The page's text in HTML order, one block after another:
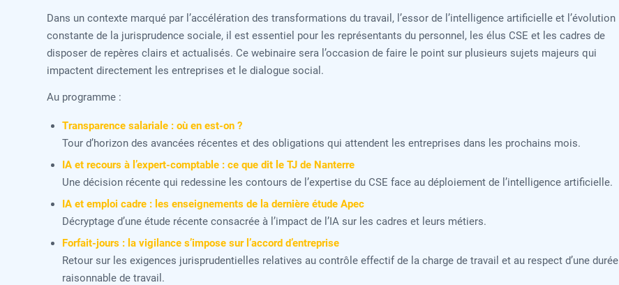
Dans un contexte marqué par l’accélération des transformations du travail, l’essor de l’intelligence artificielle et l’évolution
constante de la jurisprudence sociale, il est essentiel pour les représentants du personnel, les élus CSE et les cadres de
disposer de repères clairs et actualisés. Ce webinaire sera l’occasion de faire le point sur plusieurs sujets majeurs qui
impactent directement les entreprises et le dialogue social.
Au programme :
Transparence salariale : où en est-on ?
Tour d’horizon des avancées récentes et des obligations qui attendent les entreprises dans les prochains mois.
IA et recours à l’expert-comptable : ce que dit le TJ de Nanterre
Une décision récente qui redessine les contours de l’expertise du CSE face au déploiement de l’intelligence artificielle.
IA et emploi cadre : les enseignements de la dernière étude Apec
Décryptage d’une étude récente consacrée à l’impact de l’IA sur les cadres et leurs métiers.
Forfait-jours : la vigilance s’impose sur l’accord d’entreprise
Retour sur les exigences jurisprudentielles relatives au contrôle effectif de la charge de travail et au respect d’une durée
raisonnable de travail.